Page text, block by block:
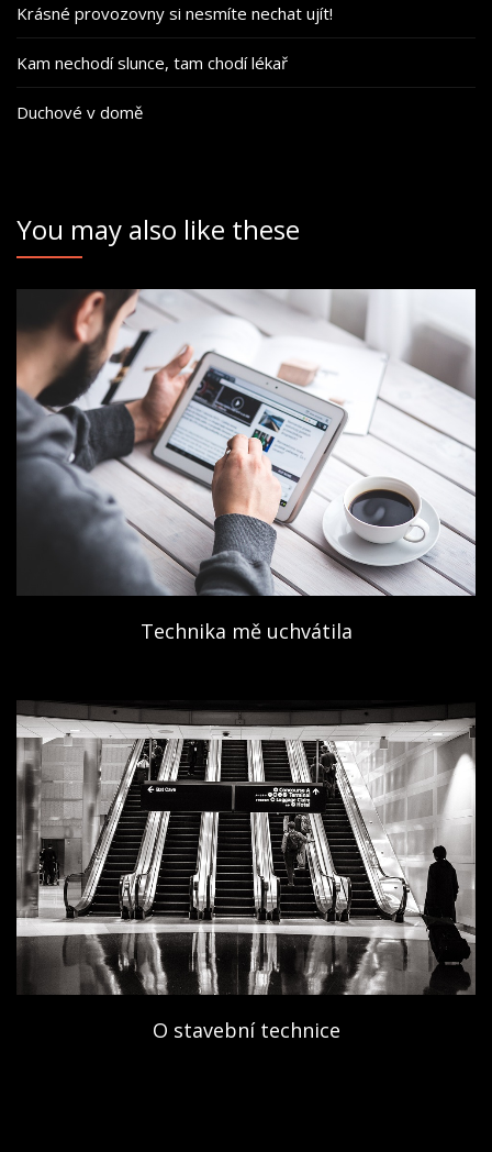
Krásné provozovny si nesmíte nechat ujít!
Kam nechodí slunce, tam chodí lékař
Duchové v domě
You may also like these
Technika mě uchvátila
O stavební technice